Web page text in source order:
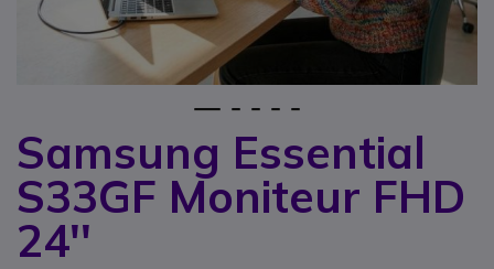
Samsung Essential
S33GF Moniteur FHD
24''
Passer au début de la Galerie d’images